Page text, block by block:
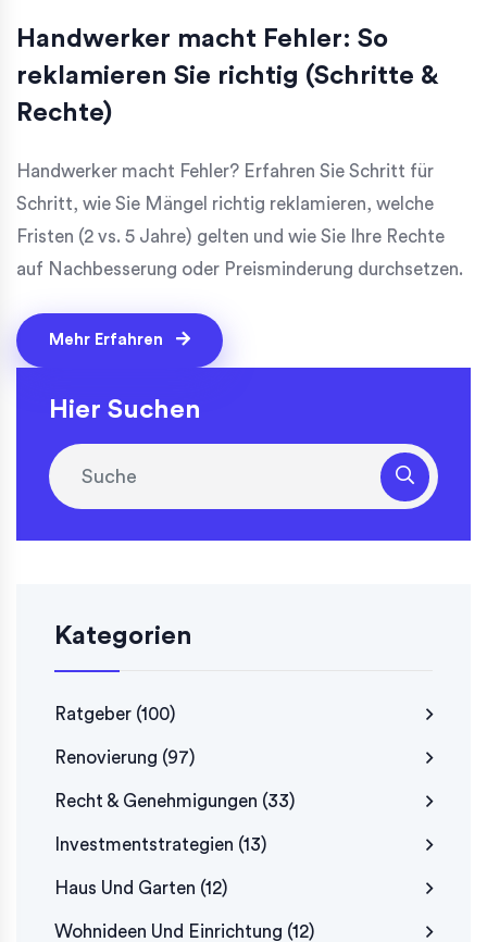
Handwerker macht Fehler: So
reklamieren Sie richtig (Schritte &
Rechte)
Handwerker macht Fehler? Erfahren Sie Schritt für
Schritt, wie Sie Mängel richtig reklamieren, welche
Fristen (2 vs. 5 Jahre) gelten und wie Sie Ihre Rechte
auf Nachbesserung oder Preisminderung durchsetzen.
Mehr Erfahren
Hier Suchen
Kategorien
Ratgeber (100)
Renovierung (97)
Recht & Genehmigungen (33)
Investmentstrategien (13)
Haus Und Garten (12)
Wohnideen Und Einrichtung (12)